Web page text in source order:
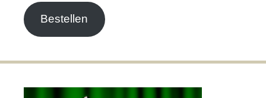
Bestellen